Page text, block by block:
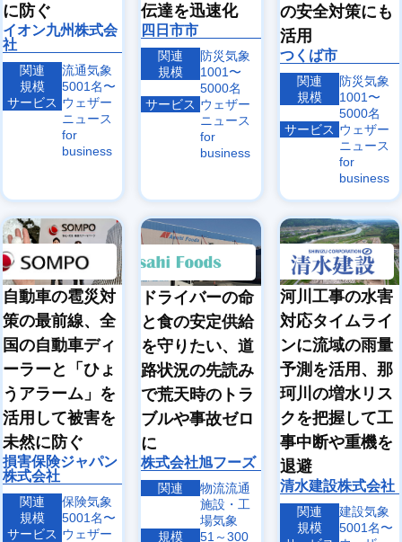
に防ぐ
イオン九州株式会
社
関連
流通気象
規模
5001名〜
サービス ウェザー
ニュース
for
business
伝達を迅速化
四日市市
関連
防災気象
規模
1001〜
5000名
サービス ウェザー
ニュース
for
business
の安全対策にも
活用
つくば市
関連
防災気象
規模
1001〜
5000名
サービス ウェザー
ニュース
for
business
自動車の雹災対
策の最前線、全
国の自動車ディ
ーラーと「ひょ
うアラーム」を
活用して被害を
未然に防ぐ
損害保険ジャパン
株式会社
関連
保険気象
規模
5001名〜
サービス ウェザー
ドライバーの命
と食の安定供給
を守りたい、道
路状況の先読み
で荒天時のトラ
ブルや事故ゼロ
に
株式会社旭フーズ
関連 物流流通
施設・工
場気象
規模
51～300
河川工事の水害
対応タイムライ
ンに流域の雨量
予測を活用、那
珂川の増水リス
クを把握して工
事中断や重機を
退避
清水建設株式会社
関連
建設気象
規模
5001名〜